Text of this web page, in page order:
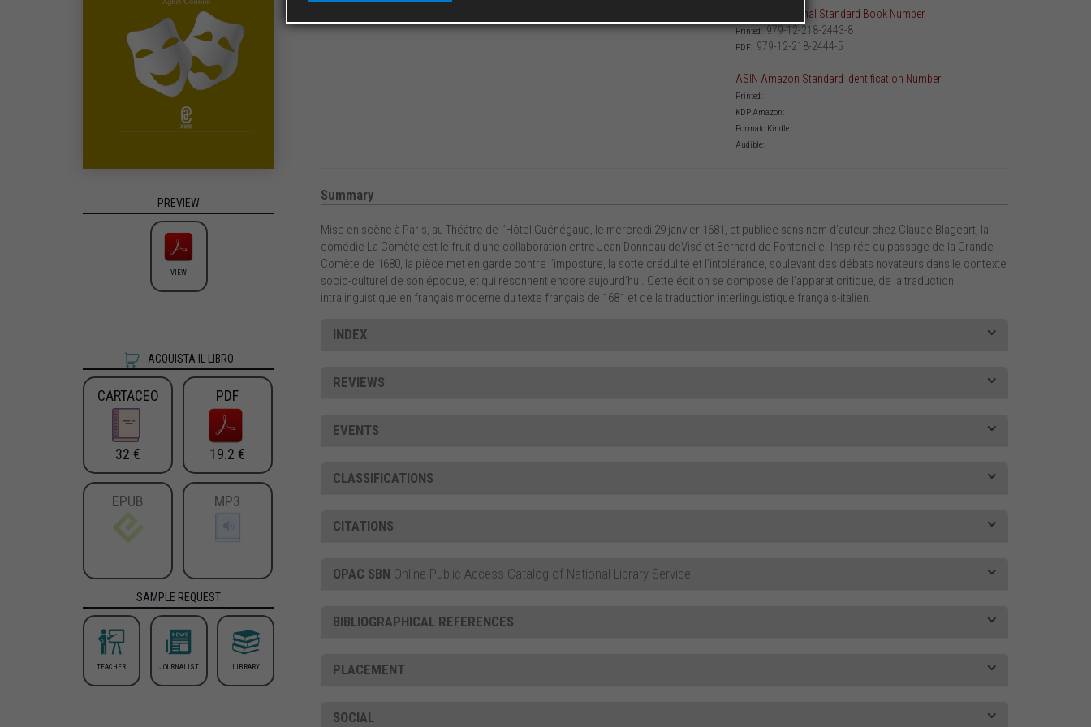
PREVIEW
VIEW
ACQUISTA IL LIBRO
CARTACEO
32 €
PDF
19.2 €
EPUB MP3
SAMPLE REQUEST
TEACHER JOURNALIST LIBRARY
ISBN International Standard Book Number
Printed:979-12-218-2443-8
PDF: 979-12-218-2444-5
ASIN Amazon Standard Identification Number
Printed:
KDP Amazon:
Formato Kindle:
Audible:
Summary
Mise en scène à Paris, au Théâtre de l’Hôtel Guénégaud, le mercredi 29 janvier 1681, et publiée sans nom d’auteur chez Claude Blageart, la
comédie La Comète est le fruit d’une collaboration entre Jean Donneau deVisé et Bernard de Fontenelle. Inspirée du passage de la Grande
Comète de 1680, la pièce met en garde contre l’imposture, la sotte crédulité et l’intolérance, soulevant des débats novateurs dans le contexte
socio-culturel de son époque, et qui résonnent encore aujourd’hui. Cette édition se compose de l’apparat critique, de la traduction
intralinguistique en français moderne du texte français de 1681 et de la traduction interlinguistique français-italien.
INDEX
REVIEWS
EVENTS
CLASSIFICATIONS
CITATIONS
OPAC SBN Online Public Access Catalog of National Library Service
BIBLIOGRAPHICAL REFERENCES
PLACEMENT
SOCIAL